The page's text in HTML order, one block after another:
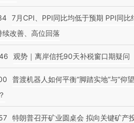
7月CPI、PPI同比均低于预期 PPI同比
续改善、高位回落
观势｜离岸信托90天补税窗口期疑问
普渡机器人如何平衡“脚踏实地”与“仰
特朗普召开矿业圆桌会 拟向关键矿产